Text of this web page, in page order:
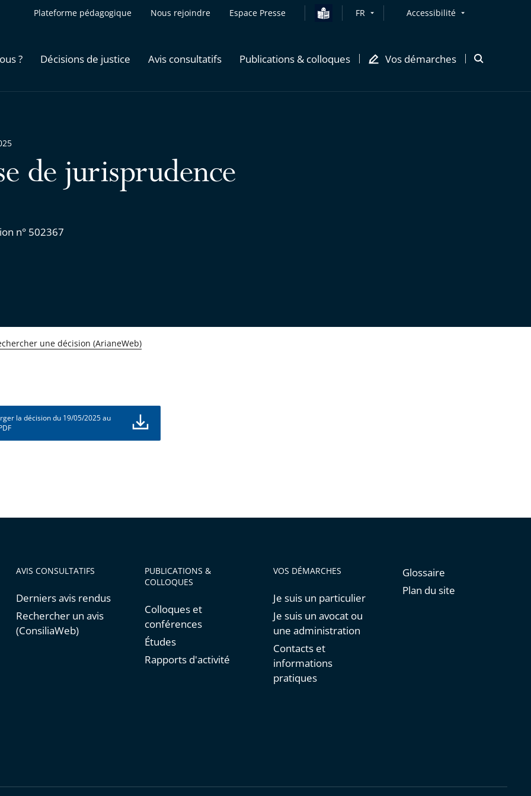
Plateforme pédagogique Nous rejoindre Espace Presse FR Accessibilité
? Décisions de justice Avis consultatifs Publications & colloques Vos démarches
Ouvrir
de jurisprudence
n° 502367
une décision (ArianeWeb)
la décision du 19/05/2025 au
AVIS CONSULTATIFS
Derniers avis rendus
Rechercher un avis
(ConsiliaWeb)
PUBLICATIONS &
COLLOQUES
Colloques et
conférences
Études
Rapports d'activité
VOS DÉMARCHES
Je suis un particulier
Je suis un avocat ou
une administration
Contacts et
informations
pratiques
Glossaire
Plan du site